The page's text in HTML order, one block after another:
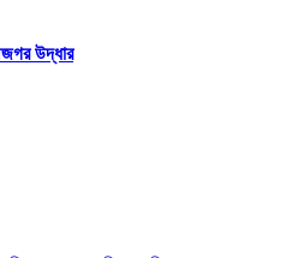
উদ্ধার